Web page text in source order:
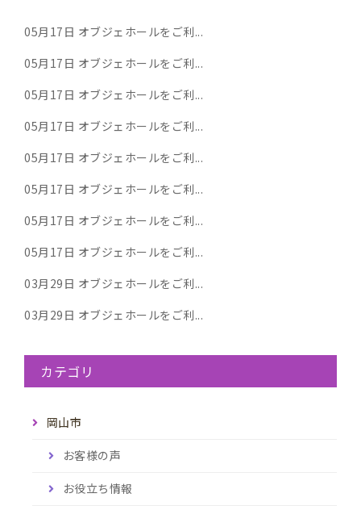
05月17日 オブジェホールをご利...
05月17日 オブジェホールをご利...
05月17日 オブジェホールをご利...
05月17日 オブジェホールをご利...
05月17日 オブジェホールをご利...
05月17日 オブジェホールをご利...
05月17日 オブジェホールをご利...
05月17日 オブジェホールをご利...
03月29日 オブジェホールをご利...
03月29日 オブジェホールをご利...
カテゴリ
岡山市
お客様の声
お役立ち情報